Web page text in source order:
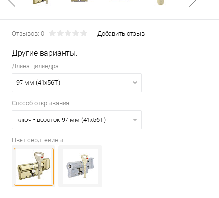
Отзывов: 0 Добавить отзыв
Другие варианты:
Длина цилиндра:
97 мм (41x56T)
Способ открывания:
ключ - вороток 97 мм (41x56T)
Цвет сердцевины: